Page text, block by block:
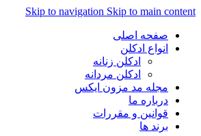
Skip to navigation Skip to main
صفحه اصلی
انواع ادکلن
ادکلن زنانه
ادکلن مردانه
مجله مد مزون ایکس
درباره ما
قوانین و مقررات
برند ها